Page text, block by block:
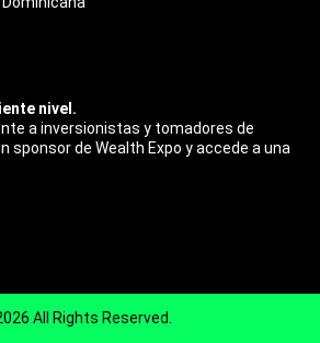
nivel.
a inversionistas y tomadores de
sponsor de Wealth Expo y accede a una
All Rights Reserved.